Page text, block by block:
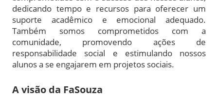
dedicando tempo e recursos para oferecer um
suporte acadêmico e emocional adequado.
Também somos comprometidos com a
comunidade, promovendo ações de
responsabilidade social e estimulando nossos
alunos a se engajarem em projetos sociais.
A visão da FaSouza